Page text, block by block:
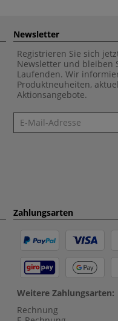
Newsletter
Registrieren Sie sich
Newsletter und bleiben
Laufenden. Wir
Produktneuheiten,
Aktionsangebote.
Newsletter
Zahlungsarten
Weitere Zahlungsarten:
Rechnung